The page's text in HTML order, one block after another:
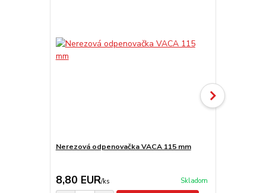
Nerezová odpenovačka VACA 115 mm
8,80 EUR/ks Skladom